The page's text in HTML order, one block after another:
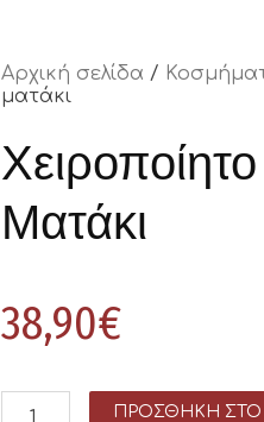
Αρχική σελίδα /
ματάκι
Ματάκι
38,90€
ΠΡΟΣΘΉΚΗ ΣΤΟ